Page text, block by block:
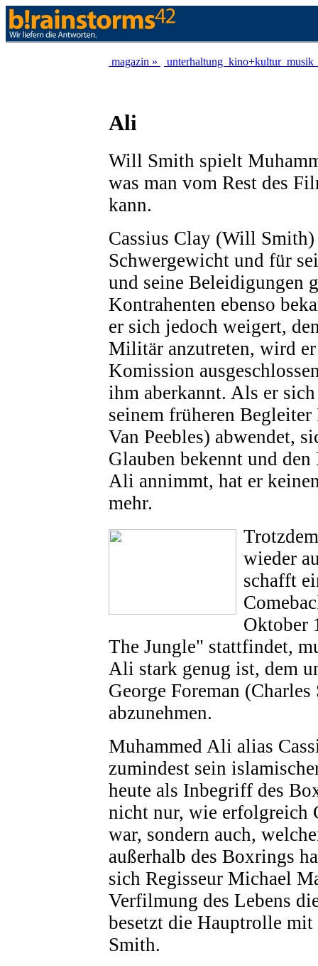
magazin » unterhaltung kino+kultur musik
Ali
Will Smith spielt
was man vom Rest des
kann.
Cassius Clay (Will
Schwergewicht und für
und seine Beleidigungen
Kontrahenten ebenso
er sich jedoch weigert,
Militär anzutreten, wird
Komission
ihm aberkannt. Als er
seinem früheren
Van Peebles) abwendet,
Glauben bekennt und
Ali annimmt, hat er
mehr.
wieder
schafft
Oktober
The Jungle" stattfindet,
Ali stark genug ist, dem
George Foreman
abzunehmen.
Muhammed Ali alias
zumindest sein
heute als Inbegriff des
nicht nur, wie erfolgreich
war, sondern auch,
außerhalb des Boxrings
sich Regisseur Michael
Verfilmung des Lebens
besetzt die Hauptrolle
Smith.